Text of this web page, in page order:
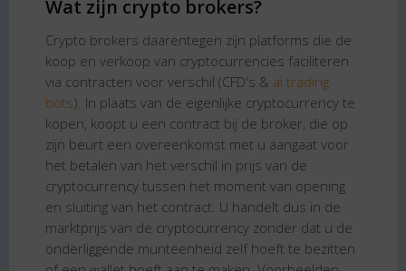
Wat zijn crypto brokers?
Crypto brokers daarentegen zijn platforms die de
koop en verkoop van cryptocurrencies faciliteren
via contracten voor verschil (CFD's & ai trading
bots). In plaats van de eigenlijke cryptocurrency te
kopen, koopt u een contract bij de broker, die op
zijn beurt een overeenkomst met u aangaat voor
het betalen van het verschil in prijs van de
cryptocurrency tussen het moment van opening
en sluiting van het contract. U handelt dus in de
marktprijs van de cryptocurrency zonder dat u de
onderliggende munteenheid zelf hoeft te bezitten